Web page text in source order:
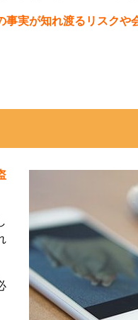
事実が知れ渡るリスクや